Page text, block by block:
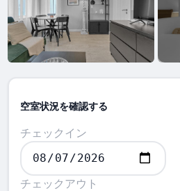
空室状況を確認する
チェックイン
チェックアウト